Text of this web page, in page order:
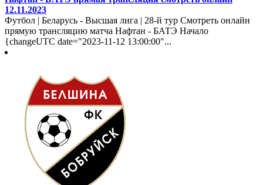
12.11.2023
Футбол | Беларусь - Высшая лига | 28-й тур Смотреть онлайн
прямую трансляцию матча Нафтан - БАТЭ Начало
{changeUTC date="2023-11-12 13:00:00"...